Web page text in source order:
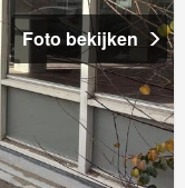
Foto bekijken